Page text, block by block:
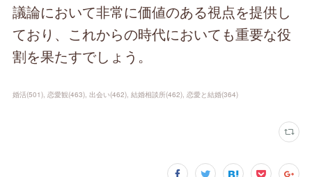
議論において非常に価値のある視点を提供し
ており、これからの時代においても重要な役
割を果たすでしょう。
婚活(501) 恋愛観(463) 出会い(462) 結婚相談所(462) 恋愛と結婚(364)